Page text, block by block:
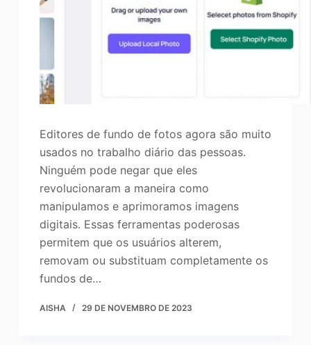
Editores de fundo de fotos agora são muito
usados no trabalho diário das pessoas.
Ninguém pode negar que eles
revolucionaram a maneira como
manipulamos e aprimoramos imagens
digitais. Essas ferramentas poderosas
permitem que os usuários alterem,
removam ou substituam completamente os
fundos de…
AISHA 29 DE NOVEMBRO DE 2023